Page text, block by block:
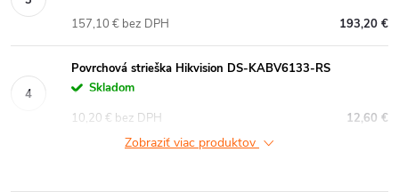
193,20 €
157,10 € bez DPH
Povrchová strieška Hikvision DS-KABV6133-RS
Skladom
12,60 €
10,20 € bez DPH
Zobraziť viac produktov